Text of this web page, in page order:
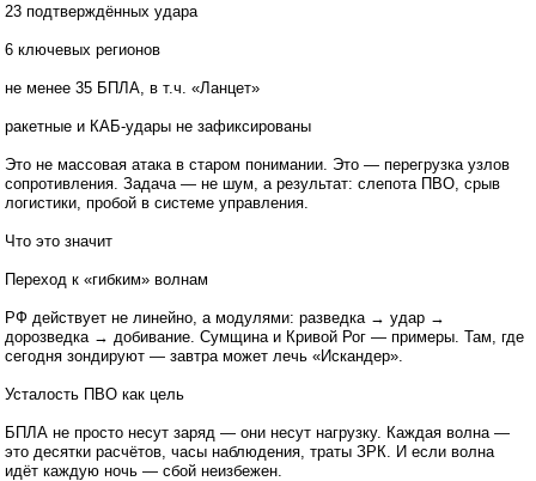
23 подтверждённых удара
6 ключевых регионов
не менее 35 БПЛА, в т.ч. «Ланцет»
ракетные и КАБ-удары не зафиксированы
Это не массовая атака в старом понимании. Это — перегрузка узлов
сопротивления. Задача — не шум, а результат: слепота ПВО, срыв
логистики, пробой в системе управления.
Что это значит
Переход к «гибким» волнам
РФ действует не линейно, а модулями: разведка → удар →
дорозведка → добивание. Сумщина и Кривой Рог — примеры. Там, где
сегодня зондируют — завтра может лечь «Искандер».
Усталость ПВО как цель
БПЛА не просто несут заряд — они несут нагрузку. Каждая волна —
это десятки расчётов, часы наблюдения, траты ЗРК. И если волна
идёт каждую ночь — сбой неизбежен.